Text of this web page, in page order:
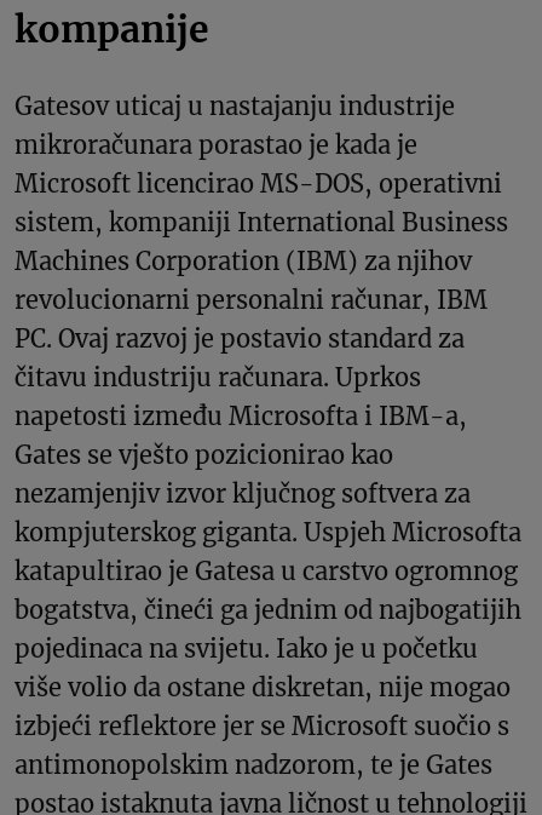
kompanije
Gatesov uticaj u nastajanju industrije
mikroračunara porastao je kada je
Microsoft licencirao MS-DOS, operativni
sistem, kompaniji International Business
Machines Corporation (IBM) za njihov
revolucionarni personalni računar, IBM
PC. Ovaj razvoj je postavio standard za
čitavu industriju računara. Uprkos
napetosti između Microsofta i IBM-a,
Gates se vješto pozicionirao kao
nezamjenjiv izvor ključnog softvera za
kompjuterskog giganta. Uspjeh Microsofta
katapultirao je Gatesa u carstvo ogromnog
bogatstva, čineći ga jednim od najbogatijih
pojedinaca na svijetu. Iako je u početku
više volio da ostane diskretan, nije mogao
izbjeći reflektore jer se Microsoft suočio s
antimonopolskim nadzorom, te je Gates
postao istaknuta javna ličnost u tehnologiji